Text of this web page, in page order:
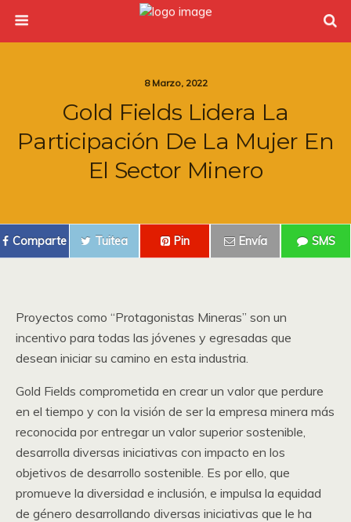
8 Marzo, 2022
Gold Fields Lidera La
Participación De La Mujer En
El Sector Minero
Comparte Tuitea Pin Envía SMS
Proyectos como “Protagonistas Mineras” son un
incentivo para todas las jóvenes y egresadas que
desean iniciar su camino en esta industria.
Gold Fields comprometida en crear un valor que perdure
en el tiempo y con la visión de ser la empresa minera más
reconocida por entregar un valor superior sostenible,
desarrolla diversas iniciativas con impacto en los
objetivos de desarrollo sostenible. Es por ello, que
promueve la diversidad e inclusión, e impulsa la equidad
de género desarrollando diversas iniciativas que le ha